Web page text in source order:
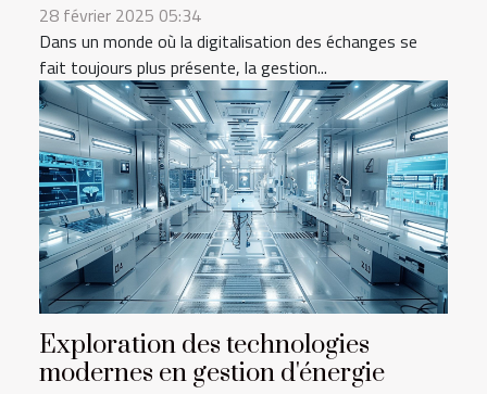
28 février 2025 05:34
Dans un monde où la digitalisation des échanges se
fait toujours plus présente, la gestion...
Exploration des technologies
modernes en gestion d'énergie